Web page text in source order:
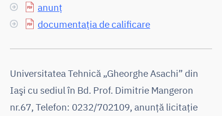
anunț
documentația de calificare
Universitatea Tehnică „Gheorghe Asachi” din
Iaşi cu sediul în Bd. Prof. Dimitrie Mangeron
nr.67, Telefon: 0232/702109, anunţă licitaţie